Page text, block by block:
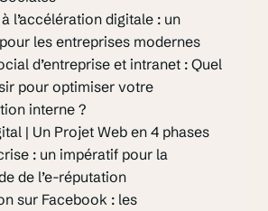
à l’accélération digitale : un
les entreprises modernes
d’entreprise et intranet : Quel
pour optimiser votre
interne ?
| Un Projet Web en 4 phases
: un impératif pour la
de l’e-réputation
sur Facebook : les